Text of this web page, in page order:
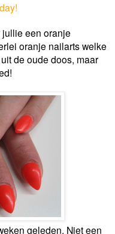
een oranje
oranje nailarts welke
de oude doos, maar
geleden. Niet een